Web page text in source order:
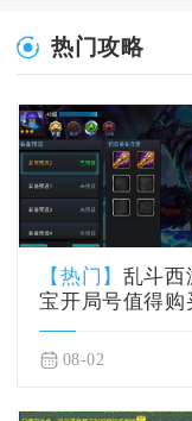
热门攻略
【热门】 乱斗西
宝开局号值得购
08-02